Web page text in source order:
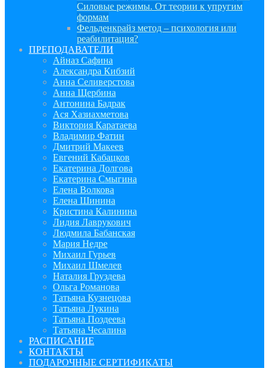
Силовые режимы. От теории к упругим
формам
Фельденкрайз метод – психология или
реабилитация?
ПРЕПОДАВАТЕЛИ
Айназ Сафина
Александра Кибзий
Анна Селиверстова
Анна Щербина
Антонина Бадрак
Ася Хазиахметова
Виктория Каратаева
Владимир Фатин
Дмитрий Макеев
Евгений Кабацков
Екатерина Долгова
Екатерина Смыгина
Елена Волкова
Елена Шинина
Кристина Калинина
Лидия Лаврукович
Людмила Бабанская
Мария Недре
Михаил Гурьев
Михаил Шмелев
Наталия Груздева
Ольга Романова
Татьяна Кузнецова
Татьяна Лукина
Татьяна Поздеева
Татьяна Чесалина
РАСПИСАНИЕ
КОНТАКТЫ
ПОДАРОЧНЫЕ СЕРТИФИКАТЫ